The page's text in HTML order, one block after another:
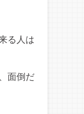
る人は
面倒だ